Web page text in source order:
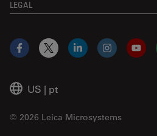
LEGAL
US | pt
© 2026 Leica Microsystems
Facebook
X LinkedInInstagram